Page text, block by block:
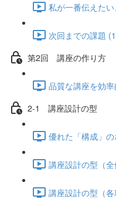
私が一番伝えた
次回までの課題
第2回 講座の作り方
品質な講座を効
2-1 講座設計の型
優れた「構成」
講座設計の型（
講座設計の型（